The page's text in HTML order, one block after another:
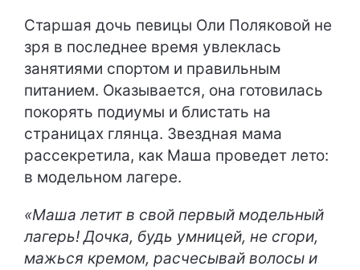
Старшая дочь певицы Оли Поляковой не
зря в последнее время увлеклась
занятиями спортом и правильным
питанием. Оказывается, она готовилась
покорять подиумы и блистать на
страницах глянца. Звездная мама
рассекретила, как Маша проведет лето:
в модельном лагере.
«Маша летит в свой первый модельный
лагерь! Дочка, будь умницей, не сгори,
мажься кремом, расчесывай волосы и